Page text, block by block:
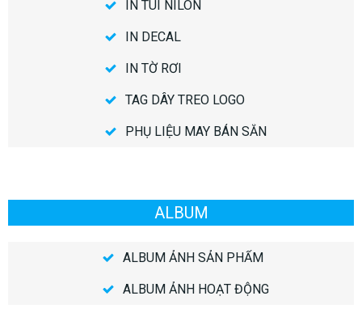
IN TÚI NILON
IN DECAL
IN TỜ RƠI
TAG DÂY TREO LOGO
PHỤ LIỆU MAY BÁN SẴN
ALBUM
ALBUM ẢNH SẢN PHẨM
ALBUM ẢNH HOẠT ĐỘNG